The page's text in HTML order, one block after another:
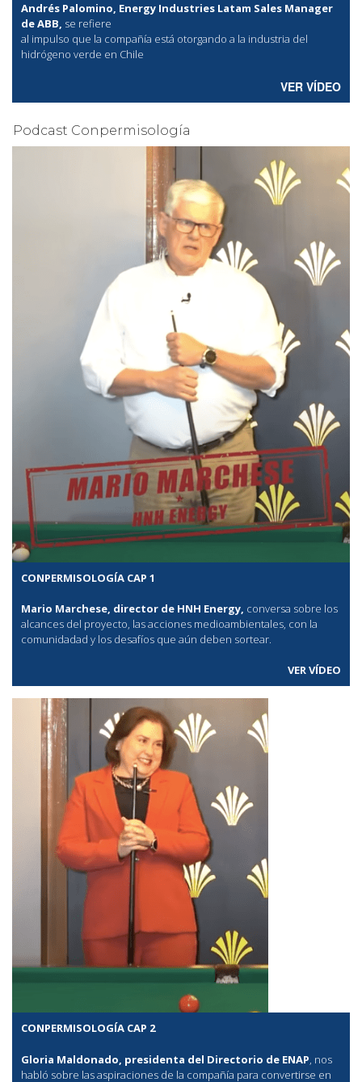
Andrés Palomino, Energy Industries Latam Sales Manager
de ABB, se refiere
al impulso que la compañía está otorgando a la industria del
hidrógeno verde en Chile
VER VÍDEO
Podcast Conpermisología
CONPERMISOLOGÍA CAP 1
Mario Marchese, director de HNH Energy, conversa sobre los
alcances del proyecto, las acciones medioambientales, con la
comunidadad y los desafíos que aún deben sortear.
VER VÍDEO
CONPERMISOLOGÍA CAP 2
Gloria Maldonado, presidenta del Directorio de ENAP, nos
habló sobre las aspiraciones de la compañía para convertirse en